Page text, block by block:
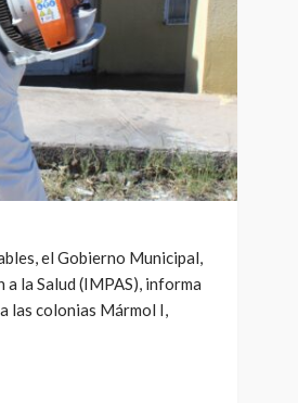
el Gobierno Municipal,
la Salud (IMPAS), informa
las colonias Mármol I,